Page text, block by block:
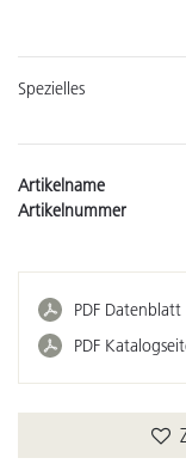
Spezielles
Artikelname
Artikelnummer
PDF Datenblatt
PDF